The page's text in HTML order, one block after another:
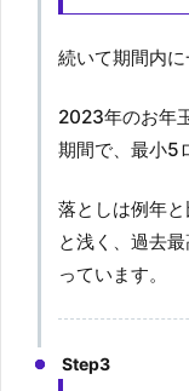
続いて期間内に
2023年のお年
期間で、最小5
落としは例年
と浅く、過去
っています。
Step3